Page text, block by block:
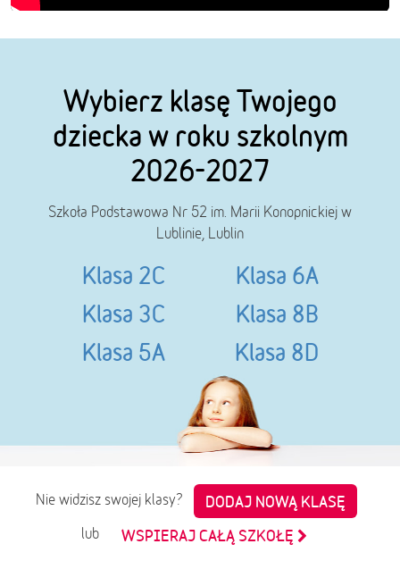
Wybierz klasę Twojego
dziecka w roku szkolnym
2026-2027
Szkoła Podstawowa Nr 52 im. Marii Konopnickiej w
Lublinie, Lublin
Klasa 2C
Klasa 3C
Klasa 5A
Klasa 6A
Klasa 8B
Klasa 8D
Nie widzisz swojej klasy?
DODAJ NOWĄ KLASĘ
lub
WSPIERAJ CAŁĄ SZKOŁĘ